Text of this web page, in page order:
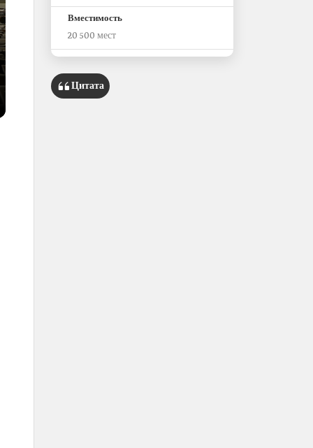
Вместимость
20 500 мест
Министерство спорта
Цитата